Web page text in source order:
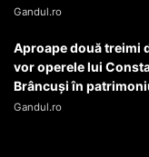
Gandul.ro
Aproape două treimi
vor operele lui
Brâncuși în
Gandul.ro